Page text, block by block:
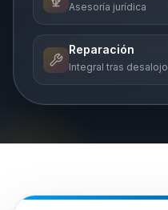
Asesoría jurídica
Reparación
Integral tras desalojo